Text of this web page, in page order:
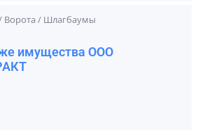
Ворота / Шлагбаумы
имущества ООО